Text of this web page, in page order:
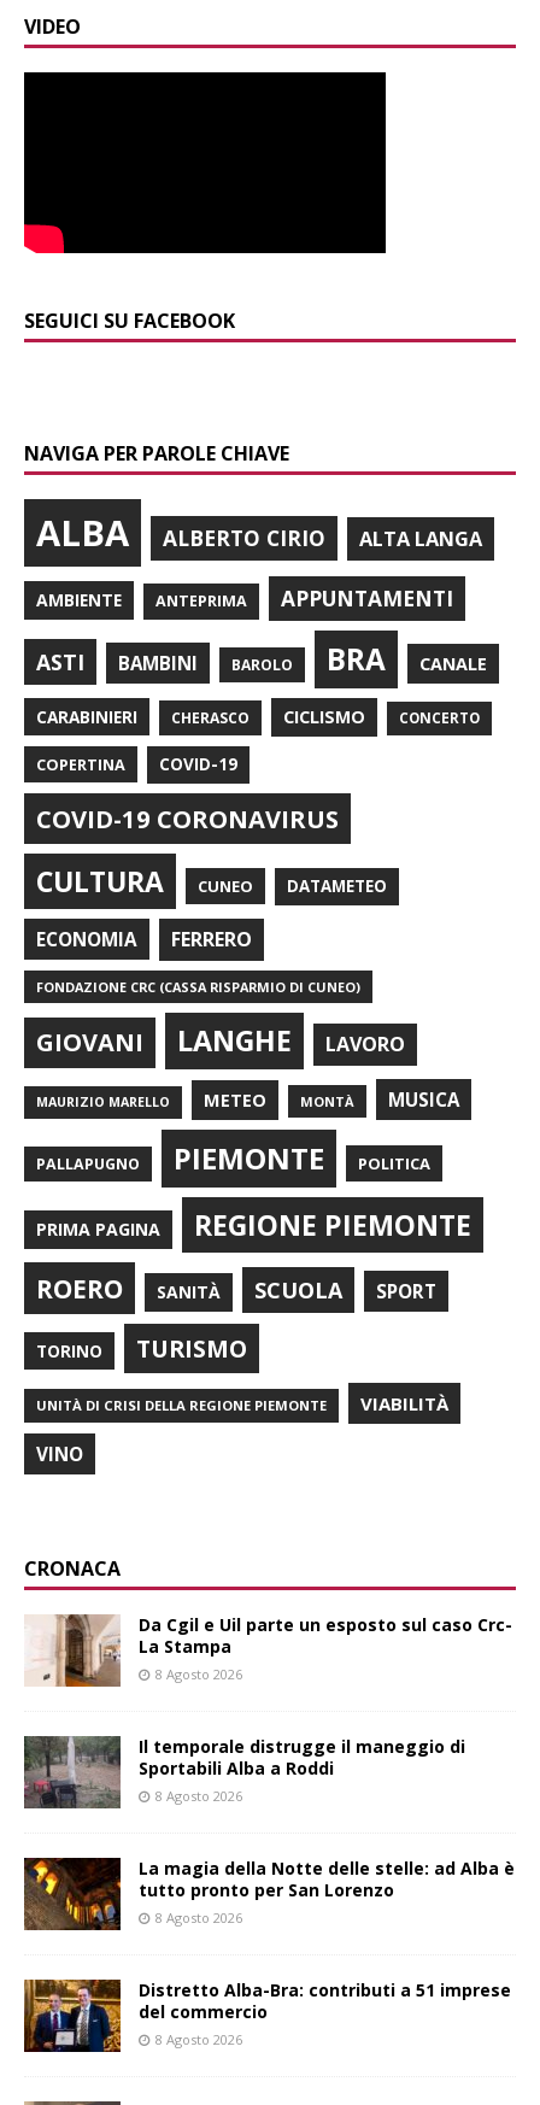
VIDEO
SEGUICI SU FACEBOOK
NAVIGA PER PAROLE CHIAVE
ALBA ALBERTO CIRIO ALTA LANGA
AMBIENTE ANTEPRIMA APPUNTAMENTI
ASTI BAMBINI BAROLO BRA CANALE
CARABINIERI CHERASCO CICLISMO CONCERTO
COPERTINA COVID-19
COVID-19 CORONAVIRUS
CULTURA CUNEO DATAMETEO
ECONOMIA FERRERO
FONDAZIONE CRC (CASSA RISPARMIO DI CUNEO)
GIOVANI LANGHE LAVORO
MAURIZIO MARELLO METEO MONTÀ MUSICA
PALLAPUGNO PIEMONTE POLITICA
PRIMA PAGINA REGIONE PIEMONTE
ROERO SANITÀ SCUOLA SPORT
TORINO TURISMO
UNITÀ DI CRISI DELLA REGIONE PIEMONTE VIABILITÀ
VINO
CRONACA
Da Cgil e Uil parte un esposto sul caso Crc-
La Stampa
8 Agosto 2026
Il temporale distrugge il maneggio di
Sportabili Alba a Roddi
8 Agosto 2026
La magia della Notte delle stelle: ad Alba è
tutto pronto per San Lorenzo
8 Agosto 2026
Distretto Alba-Bra: contributi a 51 imprese
del commercio
8 Agosto 2026